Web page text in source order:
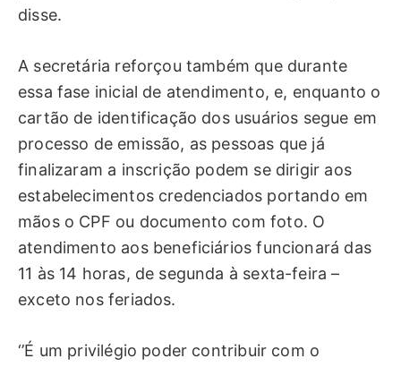
disse.
A secretária reforçou também que durante
essa fase inicial de atendimento, e, enquanto o
cartão de identificação dos usuários segue em
processo de emissão, as pessoas que já
finalizaram a inscrição podem se dirigir aos
estabelecimentos credenciados portando em
mãos o CPF ou documento com foto. O
atendimento aos beneficiários funcionará das
11 às 14 horas, de segunda à sexta-feira –
exceto nos feriados.
‘’É um privilégio poder contribuir com o